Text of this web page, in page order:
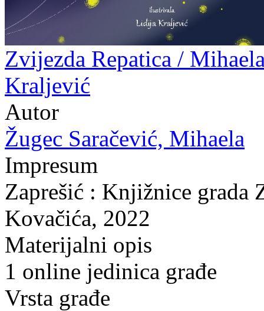
Zvijezda Repatica /
Kraljević
Autor
Žugec Saračević, Mihaela
Impresum
Zaprešić : Knjižnice grada
Kovačića, 2022
Materijalni opis
1 online jedinica građe
Vrsta građe